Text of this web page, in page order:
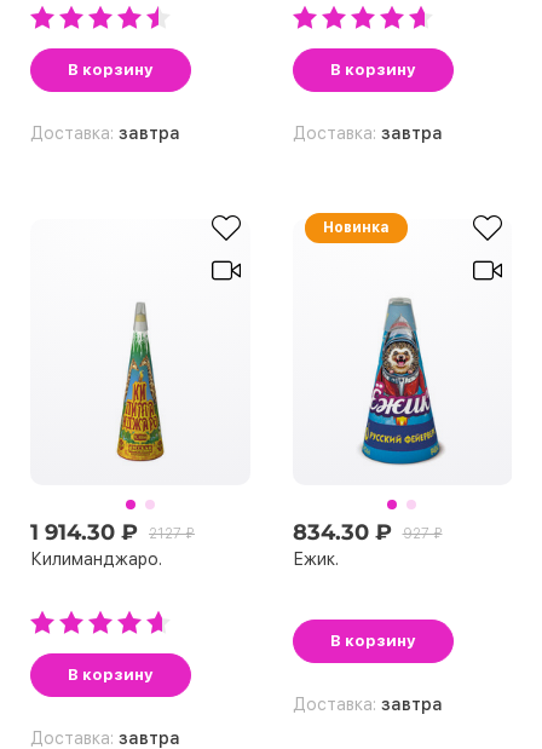
В корзину
Доставка: завтра
В корзину
Доставка: завтра
1 914.30 ₽ 2127 ₽
Килиманджаро.
В корзину
Доставка: завтра
Новинка
834.30 ₽ 927 ₽
Ежик.
В корзину
Доставка: завтра